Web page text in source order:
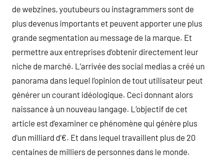
de webzines, youtubeurs ou instagrammers sont de
plus devenus importants et peuvent apporter une plus
grande segmentation au message de la marque. Et
permettre aux entreprises d’obtenir directement leur
niche de marché. L’arrivée des social medias a créé un
panorama dans lequel l’opinion de tout utilisateur peut
générer un courant idéologique. Ceci donnant alors
naissance à un nouveau langage. L’objectif de cet
article est d’examiner ce phénomène qui génère plus
d’un milliard d’€. Et dans lequel travaillent plus de 20
centaines de milliers de personnes dans le monde.